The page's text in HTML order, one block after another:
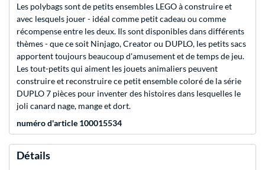
Les polybags sont de petits ensembles LEGO à construire et
avec lesquels jouer - idéal comme petit cadeau ou comme
récompense entre les deux. Ils sont disponibles dans différents
thèmes - que ce soit Ninjago, Creator ou DUPLO, les petits sacs
apportent toujours beaucoup d'amusement et de temps de jeu.
Les tout-petits qui aiment les jouets animaliers peuvent
construire et reconstruire ce petit ensemble coloré de la série
DUPLO 7 pièces pour inventer des histoires dans lesquelles le
joli canard nage, mange et dort.
numéro d'article 100015534
Détails